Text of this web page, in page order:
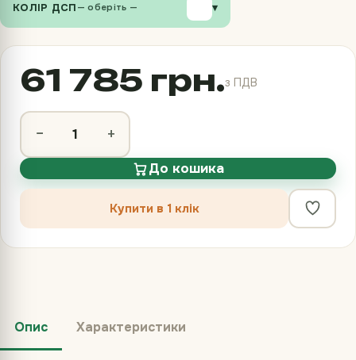
КОЛІР ДСП — оберіть — ▾
61 785 грн.з ПДВ
− +
До кошика
Купити в 1 клік
Опис Характеристики